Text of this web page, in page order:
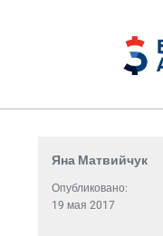
Яна Матвийчук
Опубликовано:
19 мая 2017